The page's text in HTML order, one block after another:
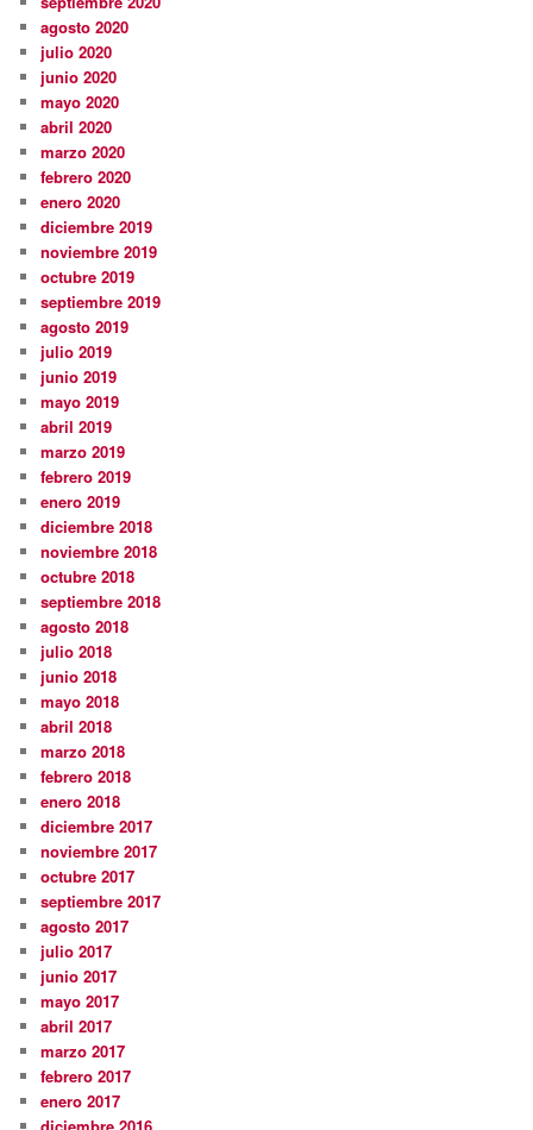
agosto 2020
julio 2020
junio 2020
mayo 2020
abril 2020
marzo 2020
febrero 2020
enero 2020
diciembre 2019
noviembre 2019
octubre 2019
septiembre 2019
agosto 2019
julio 2019
junio 2019
mayo 2019
abril 2019
marzo 2019
febrero 2019
enero 2019
diciembre 2018
noviembre 2018
octubre 2018
septiembre 2018
agosto 2018
julio 2018
junio 2018
mayo 2018
abril 2018
marzo 2018
febrero 2018
enero 2018
diciembre 2017
noviembre 2017
octubre 2017
septiembre 2017
agosto 2017
julio 2017
junio 2017
mayo 2017
abril 2017
marzo 2017
febrero 2017
enero 2017